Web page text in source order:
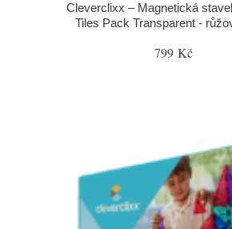
Cleverclixx – Magnetická
Tiles Pack Transparent -
799 Kč